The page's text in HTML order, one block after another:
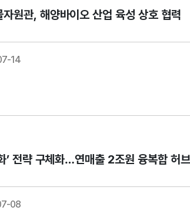
원관, 해양바이오 산업 육성 상호 협력
14
’ 전략 구체화…연매출 2조원 융복합 허
08